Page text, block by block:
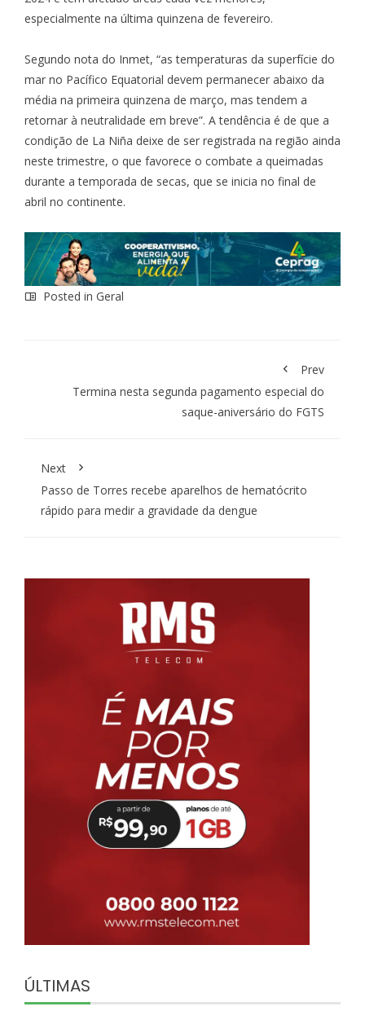
especialmente na última quinzena de fevereiro.
Segundo nota do Inmet, “as temperaturas da superfície do
mar no Pacífico Equatorial devem permanecer abaixo da
média na primeira quinzena de março, mas tendem a
retornar à neutralidade em breve”. A tendência é de que a
condição de La Niña deixe de ser registrada na região ainda
neste trimestre, o que favorece o combate a queimadas
durante a temporada de secas, que se inicia no final de
abril no continente.
Posted in Geral
Prev
Termina nesta segunda pagamento especial do
saque-aniversário do FGTS
Next
Passo de Torres recebe aparelhos de hematócrito
rápido para medir a gravidade da dengue
ÚLTIMAS